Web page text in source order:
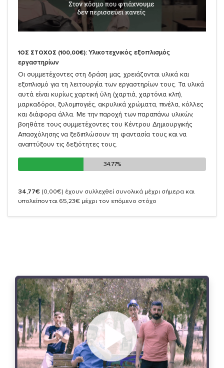
1ΟΣ ΣΤΟΧΟΣ (100,00€): Υλικοτεχνικός εξοπλισμός
εργαστηρίων
Οι συμμετέχοντες στη δράση μας, χρειάζονται υλικά και
εξοπλισμό για τη λειτουργία των εργαστηρίων τους. Τα υλικά
αυτά είναι κυρίως χαρτική ύλη (χαρτιά, χαρτόνια κλπ),
μαρκαδόροι, ξυλομπογιές, ακρυλικά χρώματα, πινέλα, κόλλες
και διάφορα άλλα. Με την παροχή των παραπάνω υλικών,
βοηθάτε τους συμμετέχοντες του Κέντρου Δημιουργικής
Απασχόλησης να ξεδιπλώσουν τη φαντασία τους και να
αναπτύξουν τις δεξιότητες τους.
34.77%
34.77%
34,77€ (0,00€) έχουν συλλεχθεί συνολικά μέχρι σήμερα και
υπολείπονται 65,23€ μέχρι τον επόμενο στόχο